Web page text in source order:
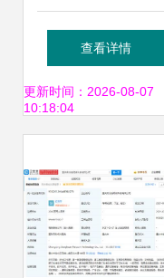
出液晶面板业务，
8.5代线设备将投
查看详情
更新时间：2026-08-07
10:18:04